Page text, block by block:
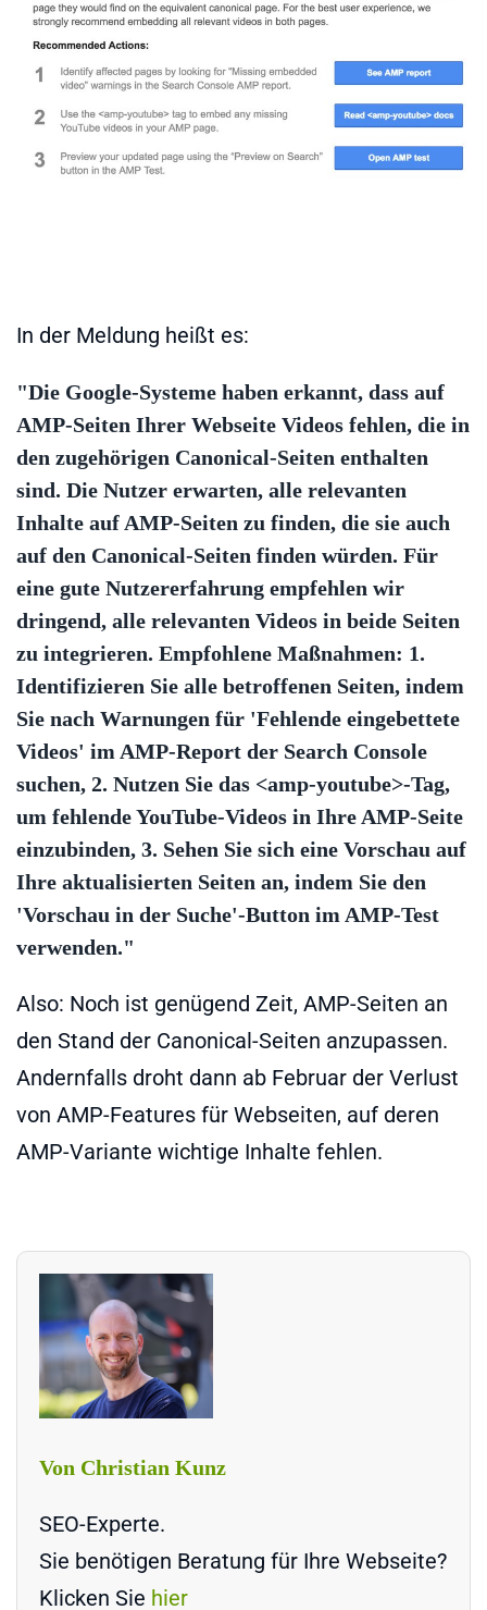
In der Meldung heißt es:
"Die Google-Systeme haben erkannt, dass auf
AMP-Seiten Ihrer Webseite Videos fehlen, die in
den zugehörigen Canonical-Seiten enthalten
sind. Die Nutzer erwarten, alle relevanten
Inhalte auf AMP-Seiten zu finden, die sie auch
auf den Canonical-Seiten finden würden. Für
eine gute Nutzererfahrung empfehlen wir
dringend, alle relevanten Videos in beide Seiten
zu integrieren. Empfohlene Maßnahmen: 1.
Identifizieren Sie alle betroffenen Seiten, indem
Sie nach Warnungen für 'Fehlende eingebettete
Videos' im AMP-Report der Search Console
suchen, 2. Nutzen Sie das <amp-youtube>-Tag,
um fehlende YouTube-Videos in Ihre AMP-Seite
einzubinden, 3. Sehen Sie sich eine Vorschau auf
Ihre aktualisierten Seiten an, indem Sie den
'Vorschau in der Suche'-Button im AMP-Test
verwenden."
Also: Noch ist genügend Zeit, AMP-Seiten an
den Stand der Canonical-Seiten anzupassen.
Andernfalls droht dann ab Februar der Verlust
von AMP-Features für Webseiten, auf deren
AMP-Variante wichtige Inhalte fehlen.
Von Christian Kunz
SEO-Experte.
Sie benötigen Beratung für Ihre Webseite?
Klicken Sie hier